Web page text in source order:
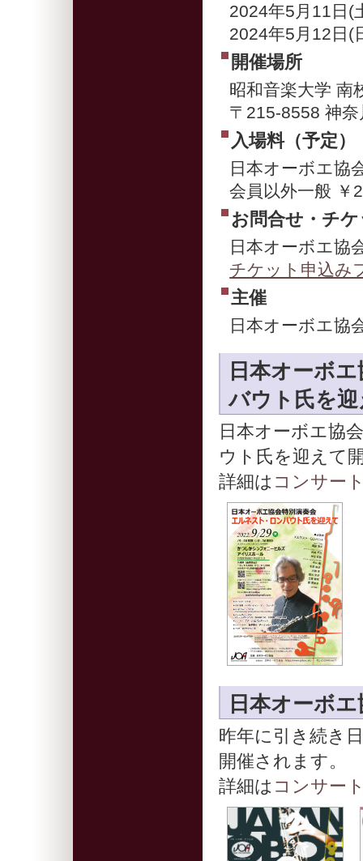
2024年5月11日(
2024年5月12日(
開催場所
昭和音楽大学 南
〒215-8558 神
入場料（予定）
日本オーボエ協
会員以外一般 ￥
お問合せ・チ
日本オーボエ協
チケット申込み
主催
日本オーボエ協
日本オーボ
バウト氏を
日本オーボエ協
ウト氏を迎えて
詳細は コンサー
日本オーボ
昨年に引き続き
開催されます。
詳細は コンサー